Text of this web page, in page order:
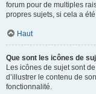
forum pour de multiples
propres sujets, si cela a
Haut
Que sont les icônes de
Les icônes de sujet sont
d’illustrer le contenu de
fonctionnalité.